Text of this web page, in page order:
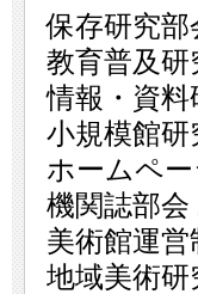
保存研究
教育普及
情報・資
小規模館
ホームペ
機関誌部
美術館運
地域美術